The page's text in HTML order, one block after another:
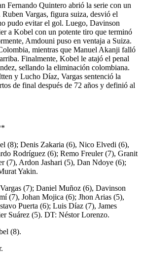
Fernando Quintero abrió la serie con un
Vargas, figura suiza, desvió el
pudo evitar el gol. Luego, Davinson
a Kobel con un potente tiro que terminó
Amdouni puso en ventaja a Suiza.
mientras que Manuel Akanji falló
Finalmente, Kobel le atajó el penal
sellando la eliminación colombiana.
y Lucho Díaz, Vargas sentenció la
de final después de 72 años y definió al
(8); Denis Zakaria (6), Nico Elvedi (6),
Rodríguez (6); Remo Freuler (7), Granit
(7), Ardon Jashari (5), Dan Ndoye (6);
Yakin.
(7); Daniel Muñoz (6), Davinson
(7), Johan Mojica (6); Jhon Arias (5),
Puerta (6); Luis Díaz (7), James
Suárez (5). DT: Néstor Lorenzo.
(8).